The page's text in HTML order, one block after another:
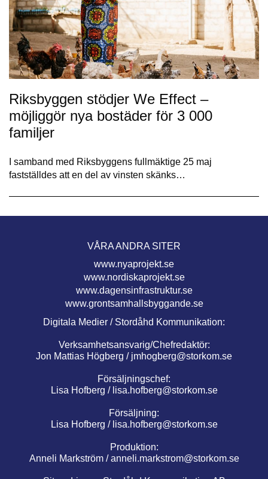
Riksbyggen stödjer We Effect –
möjliggör nya bostäder för 3 000
familjer
I samband med Riksbyggens fullmäktige 25 maj
fastställdes att en del av vinsten skänks…
VÅRA ANDRA SITER
www.nyaprojekt.se
www.nordiskaprojekt.se
www.dagensinfrastruktur.se
www.grontsamhallsbyggande.se
Digitala Medier / Stordåhd Kommunikation:
Verksamhetsansvarig/Chefredaktör:
Jon Mattias Högberg / jmhogberg@storkom.se
Försäljningschef:
Lisa Hofberg / lisa.hofberg@storkom.se
Försäljning:
Lisa Hofberg / lisa.hofberg@storkom.se
Produktion:
Anneli Markström /anneli.markstrom@storkom.se